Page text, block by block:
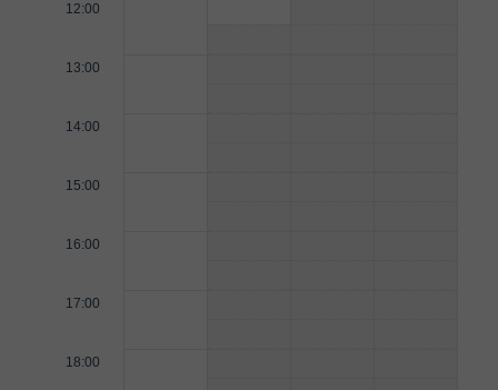
12:00
13:00
14:00
15:00
16:00
17:00
18:00